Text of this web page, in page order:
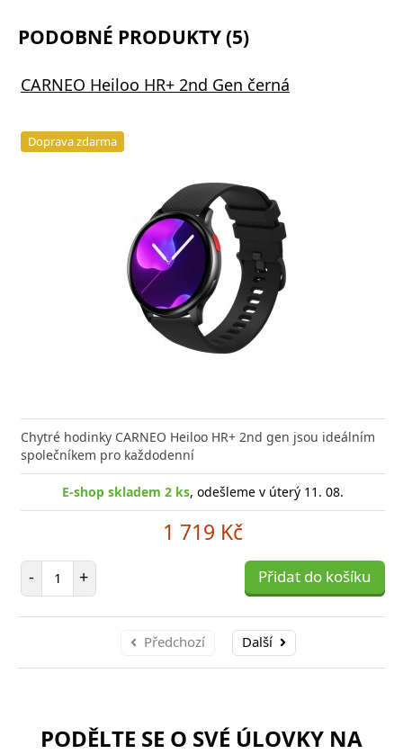
PODOBNÉ PRODUKTY (5)
CARNEO Heiloo HR+ 2nd Gen černá
Doprava zdarma
Chytré hodinky CARNEO Heiloo HR+ 2nd gen jsou ideálním
společníkem pro každodenní
E-shop skladem 2 ks, odešleme v úterý 11. 08.
1 719 Kč
- Počet položek
+ Přidat do košíku
Předchozí Další
PODĚLTE SE O SVÉ ÚLOVKY NA